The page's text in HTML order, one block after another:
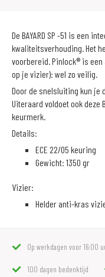
De BAYARD SP -51 is een
kwaliteitsverhouding. Het
voorbereid. Pinlock® is
op je vizier): wel zo veilig.
Door de snelsluiting kun je
Uiteraard voldoet ook deze
keurmerk.
Details:
ECE 22/05 keuring
Gewicht: 1350 gr
Vizier:
Helder anti-kras
Op werkdagen voor 16:00
100 dagen bedenktijd